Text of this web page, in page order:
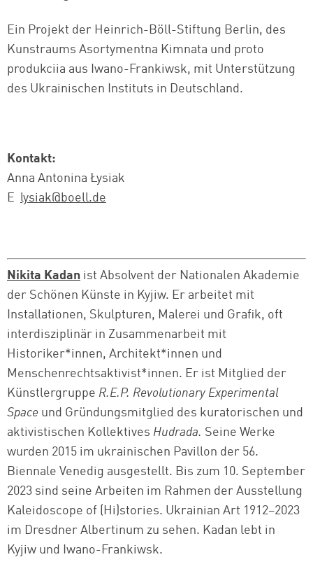
Ein Projekt der Heinrich-Böll-Stiftung Berlin, des
Kunstraums Asortymentna Kimnata und proto
produkciia aus Iwano-Frankiwsk, mit Unterstützung
des Ukrainischen Instituts in Deutschland.
Kontakt:
Anna Antonina Łysiak
E lysiak@boell.de
Nikita Kadan ist Absolvent der Nationalen Akademie
der Schönen Künste in Kyjiw. Er arbeitet mit
Installationen, Skulpturen, Malerei und Grafik, oft
interdisziplinär in Zusammenarbeit mit
Historiker*innen, Architekt*innen und
Menschenrechtsaktivist*innen. Er ist Mitglied der
Künstlergruppe R.E.P. Revolutionary Experimental
Space und Gründungsmitglied des kuratorischen und
aktivistischen Kollektives Hudrada. Seine Werke
wurden 2015 im ukrainischen Pavillon der 56.
Biennale Venedig ausgestellt. Bis zum 10. September
2023 sind seine Arbeiten im Rahmen der Ausstellung
Kaleidoscope of (Hi)stories. Ukrainian Art 1912–2023
im Dresdner Albertinum zu sehen. Kadan lebt in
Kyjiw und Iwano-Frankiwsk.